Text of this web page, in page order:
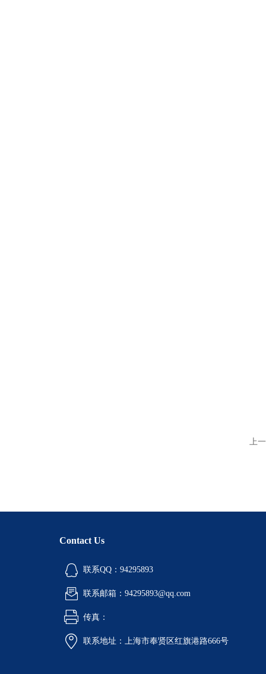
上
Contact Us
联系QQ：94295893
联系邮箱：94295893@qq.com
传真：
联系地址：上海市奉贤区红旗港路666号